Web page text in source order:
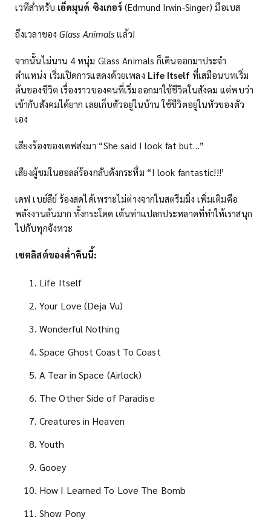
เวทีสำหรับ เอ็ดมุนด์ ซิงเกอร์ (Edmund Irwin-Singer) มือเบส
ถึงเวลาของ Glass Animals แล้ว!
จากนั้นไม่นาน 4 หนุ่ม Glass Animals ก็เดินออกมาประจำ
ตำแหน่ง เริ่มเปิดการแสดงด้วยเพลง Life Itselfที่เสมือนบทเริ่ม
ต้นของชีวิต เรื่องราวของคนที่เริ่มออกมาใช้ชีวิตในสังคม แต่พบว่า
เข้ากับสังคมได้ยาก เลยเก็บตัวอยู่ในบ้าน ใช้ชีวิตอยู่ในหัวของตัว
เอง
เสียงร้องของเดฟส่งมา “She said I look fat but…”
เสียงผู้ชมในฮอลล์ร้องกลับดังกระหึ่ม “I look fantastic!!!’
เดฟ เบย์ลีย์ ร้องสดได้เพราะไม่ต่างจากในสตรีมมิ่ง เพิ่มเติมคือ
พลังงานล้นมาก ทั้งกระโดด เต้นท่าแปลกประหลาดที่ทำให้เราสนุก
ไปกับทุกจังหวะ
เซตลิสต์ของค่ำคืนนี้:
Life Itself
Your Love (Deja Vu)
Wonderful Nothing
Space Ghost Coast To Coast
A Tear in Space (Airlock)
The Other Side of Paradise
Creatures in Heaven
Youth
Gooey
How I Learned To Love The Bomb
Show Pony